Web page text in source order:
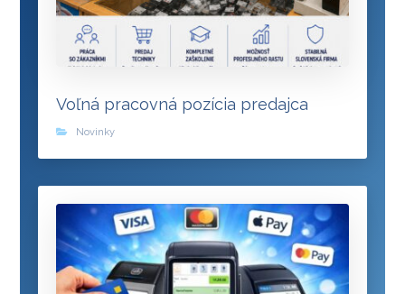
Voľná pracovná pozícia predajca
Novinky